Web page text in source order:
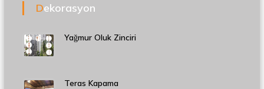
Dekorasyon
Yağmur Oluk Zinciri
Teras Kapama